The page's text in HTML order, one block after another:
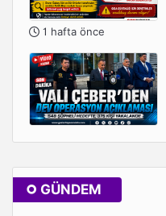
1 hafta önce
GÜNDEM